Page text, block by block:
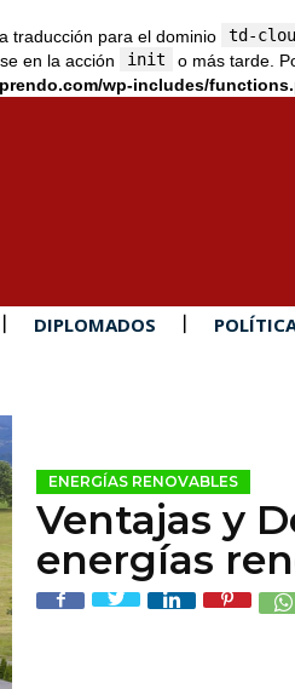
traducción para el dominio td-
en la acción
init o más tarde.
wp-includes/
DIPLOMADOS
ENERGÍAS RENOVABLES
Ventajas y
energías